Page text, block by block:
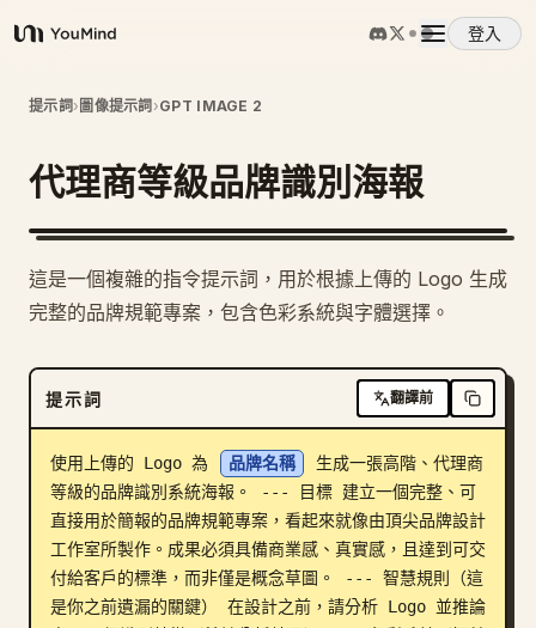
YouMind
登入
概覽
使用案例
定價
下載
部落格
提示詞› 圖像提示詞 ›GPT IMAGE 2
代理商等級品牌識別海報
這是一個複雜的指令提示詞，用於根據上傳的 Logo 生成
完整的品牌規範專案，包含色彩系統與字體選擇。
提示詞 翻譯前
使用上傳的 Logo 為 品牌名稱
生成一張高階、代理商
等級的品牌識別系統海報。 --- 目標 建立一個完整、可
直接用於簡報的品牌規範專案，看起來就像由頂尖品牌設計
工作室所製作。成果必須具備商業感、真實感，且達到可交
付給客戶的標準，而非僅是概念草圖。 --- 智慧規則（這
是你之前遺漏的關鍵） 在設計之前，請分析 Logo 並推論